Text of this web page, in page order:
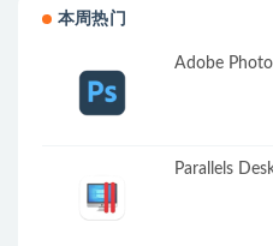
本周热门
Adobe
Parallels